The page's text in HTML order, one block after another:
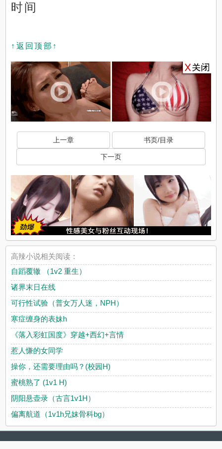
时间
↑返回顶部↑
上一章 书页/目录
下一页
高辣小说相关阅读：
自蹈覆辙 （1v2 重生）
诸界末日在线
可行性试验（普女万人迷，NPH）
寒症缠身的表妹h
《落入彩虹国度》穿越+西幻+言情
惹人慊的女同学
操你，还需要理由吗？(校园H)
蜜桃熟了 (1v1 H)
阴阳悬壶录（古言1v1H）
偏离航道（1v1h兄妹骨科bg）